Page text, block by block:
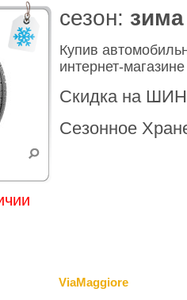
cезон: зима
Купив
интернет-
Скидка на
Сезонное
ViaMaggiore